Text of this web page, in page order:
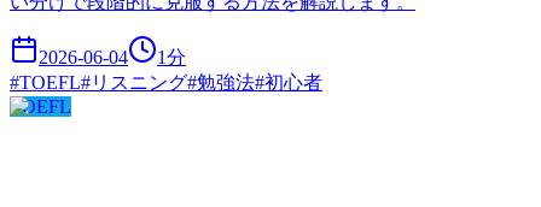
2026-06-04 1分
#TOEFL#リスニング#勉強法#初心者
TOEFL